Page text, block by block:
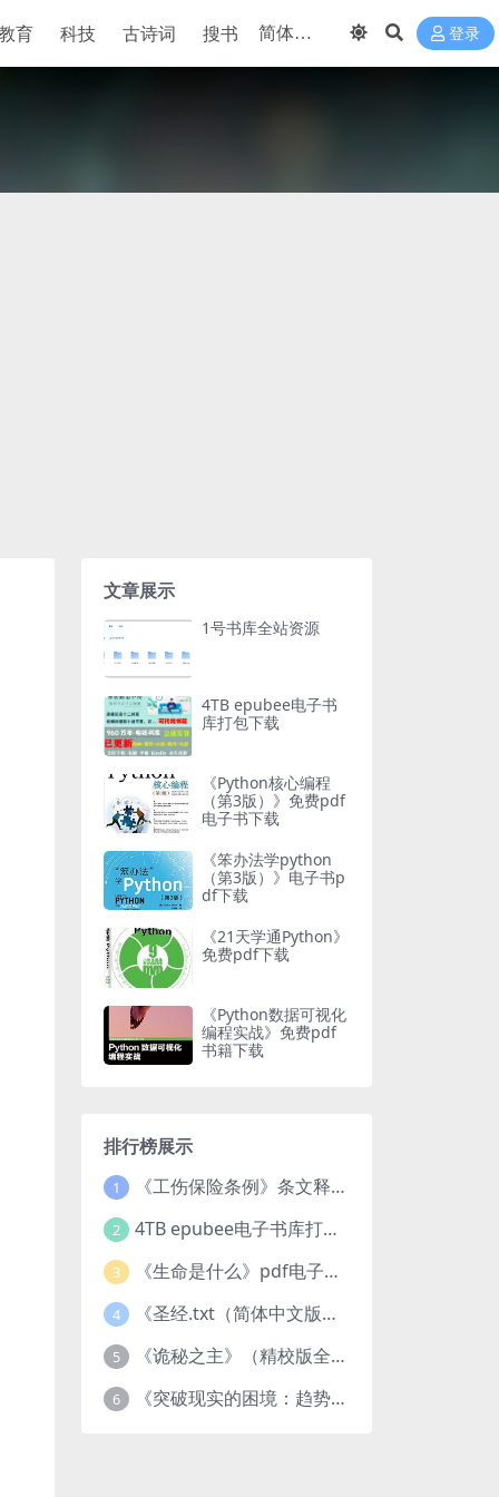
育 科技 古诗词 搜书 登录
文章展示
1号书库全站资源
4TB epubee电子书
库打包下载
《Python核心编程
（第3版）》免费pdf
电子书下载
《笨办法学python
（第3版）》电子书p
df下载
《21天学通Python》
免费pdf下载
《Python数据可视化
编程实战》免费pdf
书籍下载
排行榜展示
1 《工伤保险条例》条文释义及案例分析pdf下载
2 4TB epubee电子书库打包下载
3 《生命是什么》pdf电子书下载
4 《圣经.txt（简体中文版）》作者：基督教译者：中国基督教协会
5 《诡秘之主》（精校版全本）作者：爱潜水的乌贼txt
6 《突破现实的困境：趋势、禀赋与企业家的大战略》pdf图书下载